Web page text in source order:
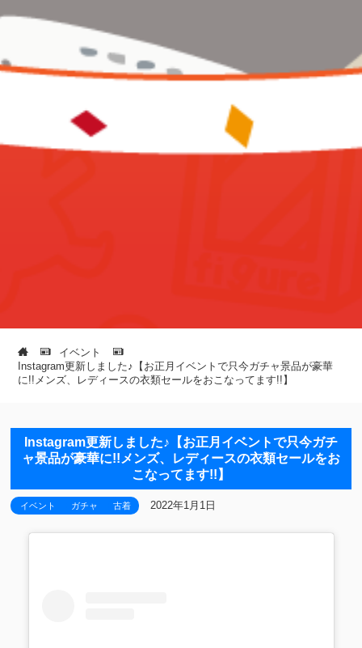
イベント
Instagram更新しました♪【お正月イベントで只今ガチャ景品が豪華
に!!メンズ、レディースの衣類セールをおこなってます!!】
Instagram更新しました♪【お正月イベントで只今ガチ
ャ景品が豪華に!!メンズ、レディースの衣類セールをお
こなってます!!】
イベント ガチャ 古着 2022年1月1日